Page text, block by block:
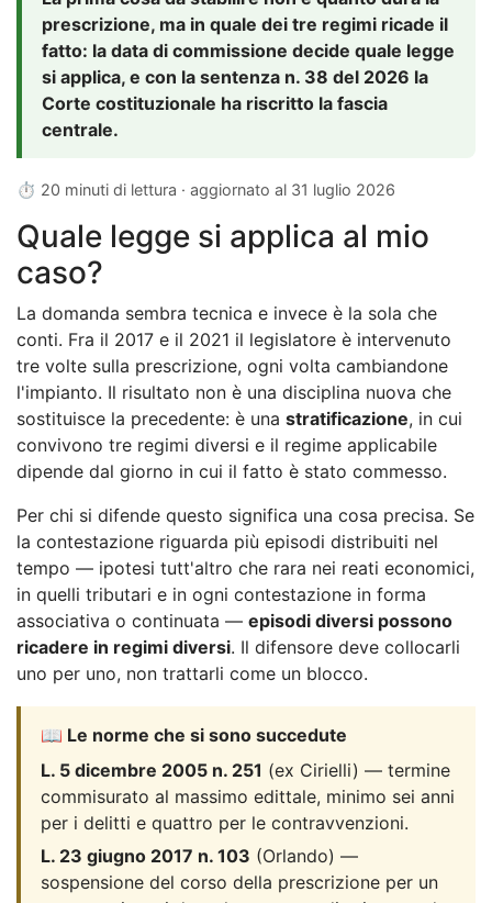
prescrizione, ma in quale dei tre regimi ricade il
fatto: la data di commissione decide quale legge
si applica, e con la sentenza n. 38 del 2026 la
Corte costituzionale ha riscritto la fascia
centrale.
⏱ 20 minuti di lettura · aggiornato al 31 luglio 2026
Quale legge si applica al mio
caso?
La domanda sembra tecnica e invece è la sola che
conti. Fra il 2017 e il 2021 il legislatore è intervenuto
tre volte sulla prescrizione, ogni volta cambiandone
l'impianto. Il risultato non è una disciplina nuova che
sostituisce la precedente: è una stratificazione, in cui
convivono tre regimi diversi e il regime applicabile
dipende dal giorno in cui il fatto è stato commesso.
Per chi si difende questo significa una cosa precisa. Se
la contestazione riguarda più episodi distribuiti nel
tempo — ipotesi tutt'altro che rara nei reati economici,
in quelli tributari e in ogni contestazione in forma
associativa o continuata — episodi diversi possono
ricadere in regimi diversi. Il difensore deve collocarli
uno per uno, non trattarli come un blocco.
📖 Le norme che si sono succedute
L. 5 dicembre 2005 n. 251 (ex Cirielli) — termine
commisurato al massimo edittale, minimo sei anni
per i delitti e quattro per le contravvenzioni.
L. 23 giugno 2017 n. 103 (Orlando) —
sospensione del corso della prescrizione per un